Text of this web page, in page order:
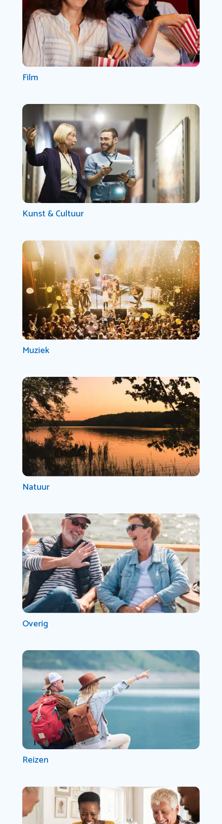
Film
Kunst & Cultuur
Muziek
Natuur
Overig
Reizen